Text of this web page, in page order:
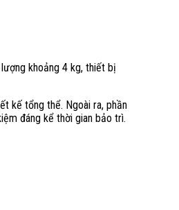
khoảng 4 kg, thiết bị
kế tổng thể. Ngoài ra, phần
đáng kể thời gian bảo trì.